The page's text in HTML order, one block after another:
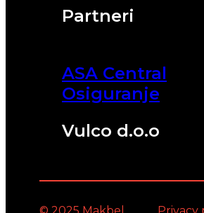
Partneri
ASA Central
Osiguranje
Vulco d.o.o